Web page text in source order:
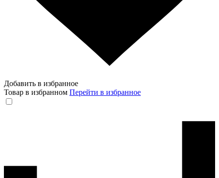
Добавить в избранное
Товар в избранном Перейти в избранное